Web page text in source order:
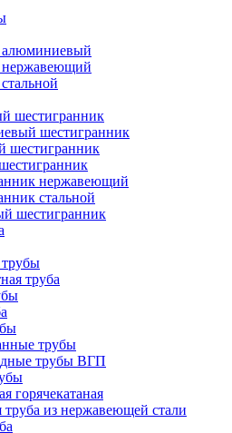
шестигранник
шестигранник
шестигранник
нержавеющий
стальной
шестигранник
труба
трубы
трубы ВГП
горячекатаная
труба из нержавеющей стали